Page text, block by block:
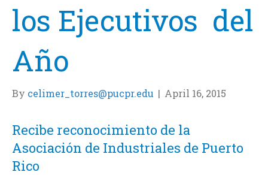
los Ejecutivos del
Año
By celimer_torres@pucpr.edu | April 16, 2015
Recibe reconocimiento de la
Asociación de Industriales de Puerto
Rico